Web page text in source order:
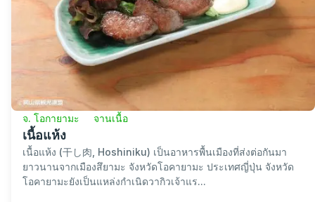
จ. โอกายามะ จานเนื้อ
เนื้อแห้ง
เนื้อแห้ง (干し肉, Hoshiniku) เป็นอาหารพื้นเมืองที่ส่งต่อกันมา
ยาวนานจากเมืองสึยามะ จังหวัดโอคายามะ ประเทศญี่ปุ่น จังหวัด
โอคายามะยังเป็นแหล่งกำเนิดวากิวเจ้าแร...